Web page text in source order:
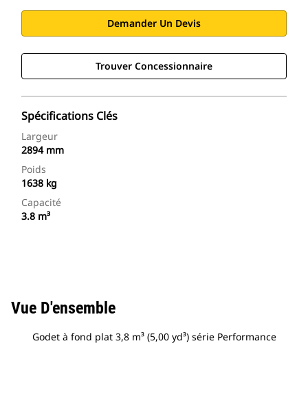
Demander Un Devis
Trouver Concessionnaire
Spécifications Clés
Largeur
2894 mm
Poids
1638 kg
Capacité
3.8 m³
Vue D'ensemble
Godet à fond plat 3,8 m³ (5,00 yd³) série Performance